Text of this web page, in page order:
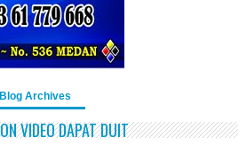
Blog Archives
VIDEO DAPAT DUIT